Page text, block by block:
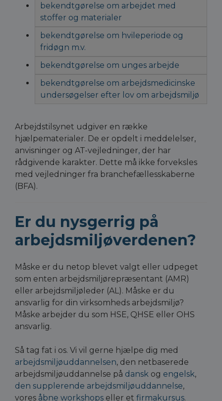
bekendtgørelse om arbejdet med
stoffer og materialer
bekendtgørelse om hvileperiode og
fridøgn m.v.
bekendtgørelse om unges arbejde
bekendtgørelse om arbejdsmedicinske
undersøgelser efter lov om arbejdsmiljø
Arbejdstilsynet udgiver en række
hjælpematerialer. De er opdelt i meddelelser,
anvisninger og AT-vejledninger, der har
rådgivende karakter. Dette må ikke forveksles
med vejledninger fra branchefællesskaberne
(BFA).
Er du nysgerrig på
arbejdsmiljøverdenen?
Måske er du netop blevet valgt eller udpeget
som enten arbejdsmiljørepræsentant (AMR)
eller arbejdsmiljøleder (AL). Måske er du
ansvarlig for din virksomheds arbejdsmiljø?
Måske arbejder du som HSE, QHSE eller OHS
ansvarlig.
Så tag fat i os. Vi vil gerne hjælpe dig med
arbejdsmiljøuddannelsen, den netbaserede
arbejdsmiljøuddannelse på dansk og engelsk,
den supplerende arbejdsmiljøuddannelse,
vores åbne workshops eller et firmakursus.